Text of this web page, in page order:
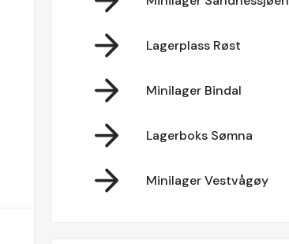
Lagerplass Røst
Minilager Bindal
Lagerboks Sømna
Minilager Vestvågøy